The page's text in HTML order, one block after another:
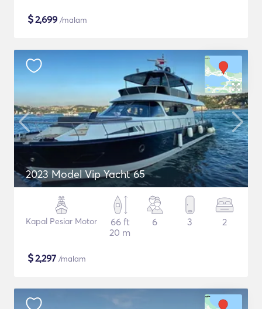
$2,699 /malam
2023 Model Vip Yacht 65
Kapal Pesiar Motor
66 ft
20 m
6 3 2
$2,297 /malam